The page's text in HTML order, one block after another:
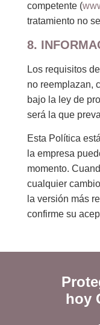
competente (
tratamiento no
8.
Los requisitos
no reemplazan,
bajo la ley de
será la que
Esta Política
la empresa
momento.
cualquier
la versión más
confirme su
hoy